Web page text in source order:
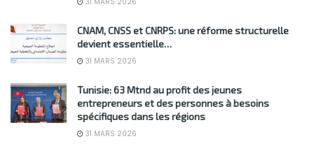
CNAM, CNSS et CNRPS: une réforme structurelle
devient essentielle…
31 MARS 2026
Tunisie: 63 Mtnd au profit des jeunes
entrepreneurs et des personnes à besoins
spécifiques dans les régions
31 MARS 2026